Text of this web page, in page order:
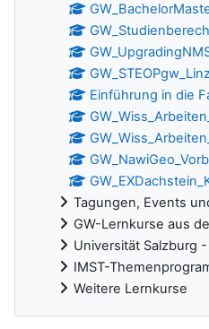
Einführung in die
Tagungen, Events
GW-Lernkurse aus
Universität Salzburg
IMST-
Weitere Lernkurse